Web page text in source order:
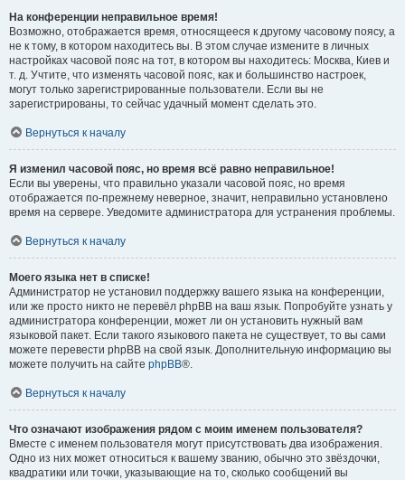
На конференции неправильное время!
Возможно, отображается время, относящееся к другому часовому поясу, а
не к тому, в котором находитесь вы. В этом случае измените в личных
настройках часовой пояс на тот, в котором вы находитесь: Москва, Киев и
т. д. Учтите, что изменять часовой пояс, как и большинство настроек,
могут только зарегистрированные пользователи. Если вы не
зарегистрированы, то сейчас удачный момент сделать это.
Вернуться к началу
Я изменил часовой пояс, но время всё равно неправильное!
Если вы уверены, что правильно указали часовой пояс, но время
отображается по-прежнему неверное, значит, неправильно установлено
время на сервере. Уведомите администратора для устранения проблемы.
Вернуться к началу
Моего языка нет в списке!
Администратор не установил поддержку вашего языка на конференции,
или же просто никто не перевёл phpBB на ваш язык. Попробуйте узнать у
администратора конференции, может ли он установить нужный вам
языковой пакет. Если такого языкового пакета не существует, то вы сами
можете перевести phpBB на свой язык. Дополнительную информацию вы
можете получить на сайте phpBB®.
Вернуться к началу
Что означают изображения рядом с моим именем пользователя?
Вместе с именем пользователя могут присутствовать два изображения.
Одно из них может относиться к вашему званию, обычно это звёздочки,
квадратики или точки, указывающие на то, сколько сообщений вы